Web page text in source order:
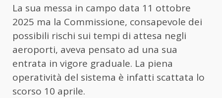
La sua messa in campo data 11 ottobre
2025 ma la Commissione, consapevole dei
possibili rischi sui tempi di attesa negli
aeroporti, aveva pensato ad una sua
entrata in vigore graduale. La piena
operatività del sistema è infatti scattata lo
scorso 10 aprile.